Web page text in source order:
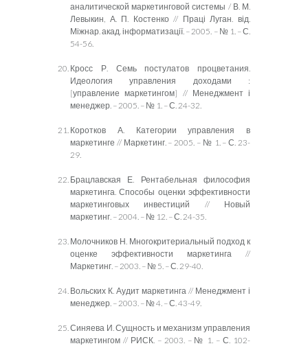
аналитической маркетинговой системы / В. М.
Левыкин, А. П. Костенко // Праці Луган. від.
Міжнар. акад. інформатизації. – 2005. – № 1. – С.
54-56.
Кросс Р. Семь постулатов процветания.
Идеология управления доходами :
[управление маркетингом] // Менеджмент і
менеджер. – 2005. – № 1. – С. 24-32.
Коротков А. Категории управления в
маркетинге // Маркетинг. – 2005. – № 1. – С. 23-
29.
Брацлавская Е. Рентабельная философия
маркетинга. Способы оценки эффективности
маркетинговых инвестиций // Новый
маркетинг. – 2004. – № 12. – С. 24-35.
Молочников Н. Многокритериальный подход к
оценке эффективности маркетинга //
Маркетинг. – 2003. – № 5. – С. 29-40.
Вольских К. Аудит маркетинга // Менеджмент і
менеджер. – 2003. – № 4. – С. 43-49.
Синяева И. Сущность и механизм управления
маркетингом // РИСК. – 2003. – № 1. – С. 102-